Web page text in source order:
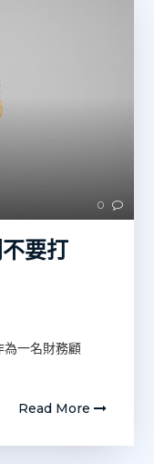
0
要打
為一名財務顧
Read More